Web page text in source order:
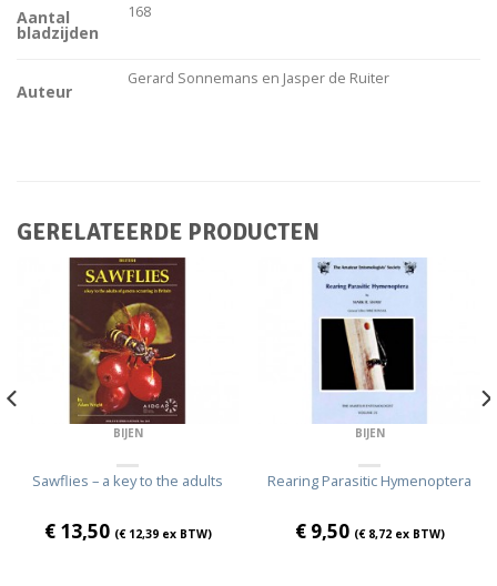
Aantal
bladzijden
168
Auteur
Gerard Sonnemans en Jasper de Ruiter
GERELATEERDE PRODUCTEN
BIJEN
Sawflies – a key to the adults
€13,50 (€12,39ex BTW)
BIJEN
Rearing Parasitic Hymenoptera
€9,50 (€8,72ex BTW)